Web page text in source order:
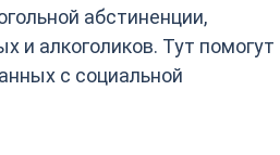
абстиненции,
и алкоголиков. Тут помогут
с социальной